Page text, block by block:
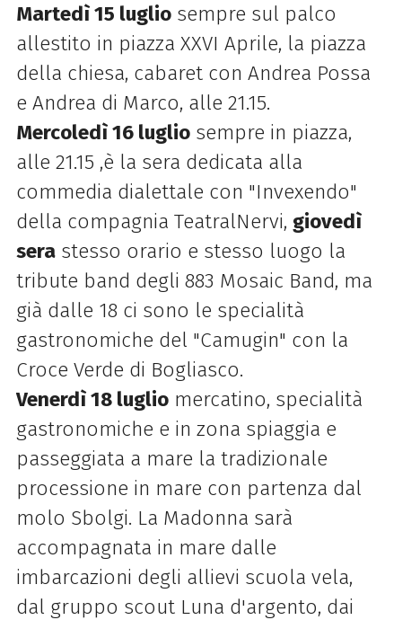
Martedì 15 lugliosempre sul palco
allestito in piazza XXVI Aprile, la piazza
della chiesa, cabaret con Andrea Possa
e Andrea di Marco, alle 21.15.
Mercoledì 16 lugliosempre in piazza,
alle 21.15 ,è la sera dedicata alla
commedia dialettale con "Invexendo"
della compagnia TeatralNervi, giovedì
serastesso orario e stesso luogo la
tribute band degli 883 Mosaic Band, ma
già dalle 18 ci sono le specialità
gastronomiche del "Camugin" con la
Croce Verde di Bogliasco.
Venerdì 18 lugliomercatino, specialità
gastronomiche e in zona spiaggia e
passeggiata a mare la tradizionale
processione in mare con partenza dal
molo Sbolgi. La Madonna sarà
accompagnata in mare dalle
imbarcazioni degli allievi scuola vela,
dal gruppo scout Luna d'argento, dai